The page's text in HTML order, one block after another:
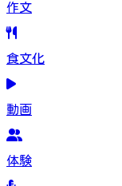
作文
食文化
動画
体験